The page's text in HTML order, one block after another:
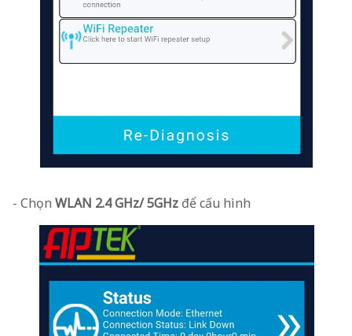
- Chọn WLAN 2.4 GHz/ 5GHz để cấu hình